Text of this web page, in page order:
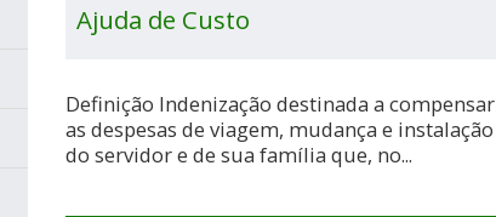
Ajuda de Custo
Definição Indenização destinada a compensar
as despesas de viagem, mudança e instalação
do servidor e de sua família que, no...